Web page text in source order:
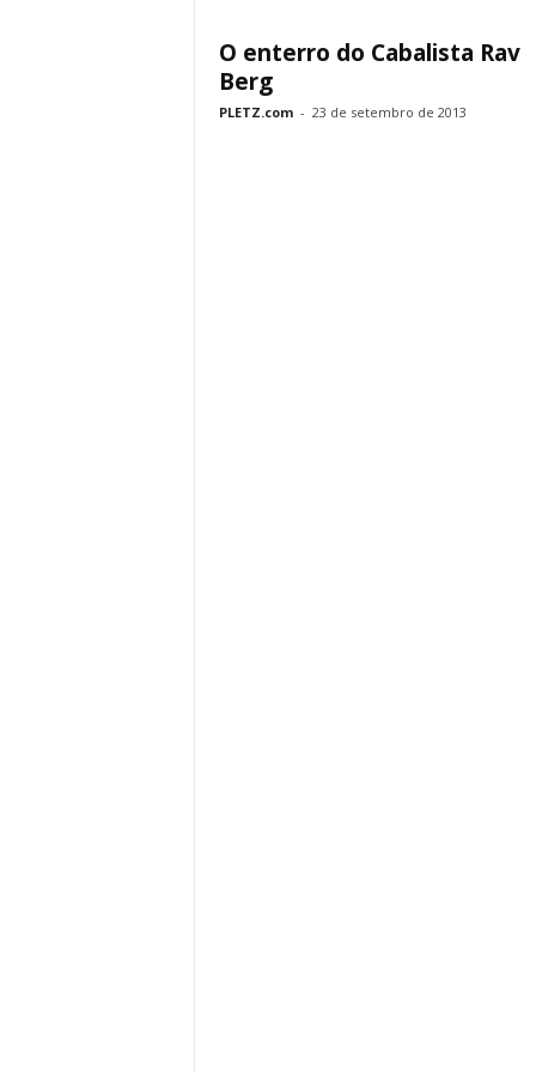
O enterro do Cabalista Rav
Berg
PLETZ.com - 23 de setembro de 2013